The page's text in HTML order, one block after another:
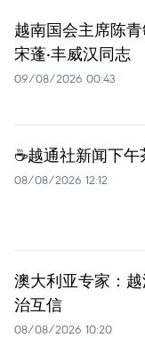
越南国会主席陈
宋蓬·丰威汉同志
09/08/2026 00:43
☕️越通社新闻下午
08/08/2026 12:12
澳大利亚专家：
治互信
08/08/2026 10:20